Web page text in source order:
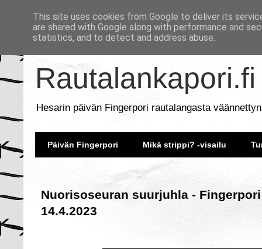
Rautalankapori.fi
Hesarin päivän Fingerpori rautalangasta
Päivän Fingerpori Mikä strippi? -visailu
Nuorisoseuran suurjuhla -
14.4.2023
This site uses cookies from Google to deliver its
are shared with Google along with performance and
statistics, and to detect and address abuse.